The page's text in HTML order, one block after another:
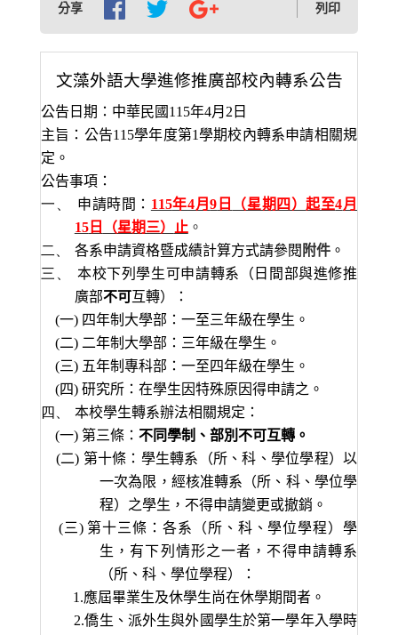
分享 列印
文藻外語大學進修推廣部校內轉系公告
公告日期：中華民國 115年4月 2 日
主旨：公告115學年度第1學期校內轉系申請相關規
定。
公告事項：
一、
申請時間： 115年4月9 日 （星期四）起至4月
15日 （星期三） 止。
二、
各系申請資格暨成績計算方式請參閱 附件 。
三、
本校下列學生可申請轉系（日間部與進修推
廣部不可互轉）：
(一) 四年制大學部：一至三年級在學生。
(二) 二年制大學部：三年級在學生。
(三) 五年制專科部：一至四年級在學生。
(四) 研究所：在學生因特殊原因得申請之。
四、
本校學生轉系辦法相關規定：
(一) 第三條： 不同學制、部別不可互轉。
(二) 第十條：學生轉系（所、科、學位學程）以
一次為限，經核准轉系（所、科、學位學
程）之學生，不得申請變更或撤銷。
(三)第十三條：各系（所、科、學位學程）學
生，有下列情形之一者，不得申請轉系
（所、科、學位學程）：
1.應屆畢業生及休學生尚在休學期間者。
2.僑生、派外生與外國學生於第一學年入學時